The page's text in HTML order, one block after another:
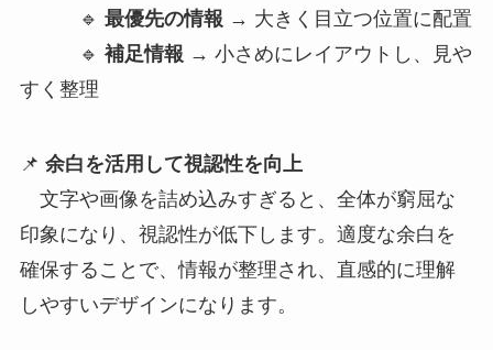
🔹 最優先の情報 → 大きく目立つ位置に配置
🔹 補足情報 → 小さめにレイアウトし、見や
すく整理
📌 余白を活用して視認性を向上
文字や画像を詰め込みすぎると、全体が窮屈な
印象になり、視認性が低下します。適度な余白を
確保することで、情報が整理され、直感的に理解
しやすいデザインになります。